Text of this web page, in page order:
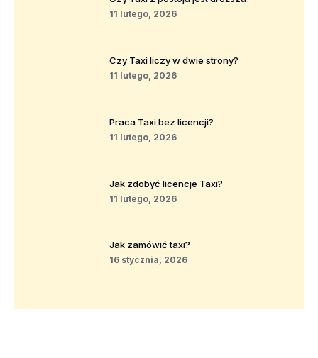
11 lutego, 2026
Czy Taxi liczy w dwie strony?
11 lutego, 2026
Praca Taxi bez licencji?
11 lutego, 2026
Jak zdobyć licencje Taxi?
11 lutego, 2026
Jak zamówić taxi?
16 stycznia, 2026